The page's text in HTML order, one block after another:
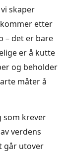
skaper
etter
– det er bare
er å kutte
og beholder
måter å
som krever
verdens
går utover